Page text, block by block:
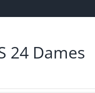
24 Dames